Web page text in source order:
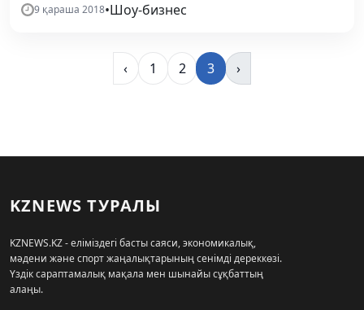
9 қараша 2018•Шоу-бизнес
‹ 1 2 3 ›
KZNEWS ТУРАЛЫ
KZNEWS.KZ - еліміздегі басты саяси, экономикалық,
мәдени және спорт жаңалықтарының сенімді дереккөзі.
Үздік сараптамалық мақала мен шынайы сұқбаттың
алаңы.